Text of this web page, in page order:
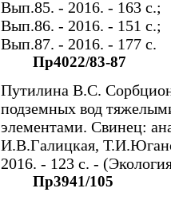
Вып.85. - 2016. - 163 с.;
Вып.86. - 2016. - 151 с.;
Вып.87. - 2016. - 177 с.
Пр4022/83-87
Путилина В.С.
подземных вод
элементами. Свинец:
И.В.Галицкая,
2016. - 123 с. -
Пр3941/105